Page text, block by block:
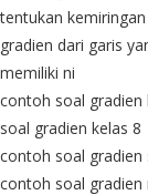
tentukan
gradien dari garis
memiliki ni
contoh soal gradien
soal gradien kelas 8
contoh soal gradien
contoh soal gradien